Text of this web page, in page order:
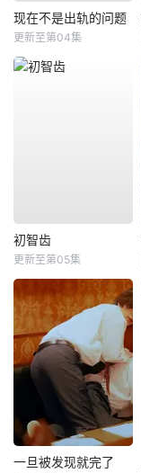
现在不是出轨的问题
更新至第04集
初智齿
更新至第05集
一旦被发现就完了